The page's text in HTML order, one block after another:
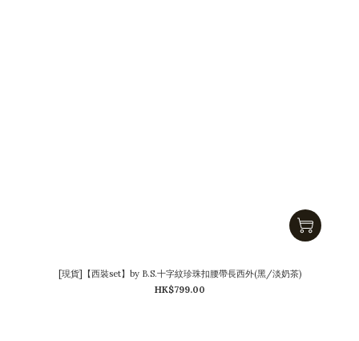
[現貨]【西裝set】by B.S.十字紋珍珠扣腰帶長西外(黑/淡奶茶)
HK$799.00